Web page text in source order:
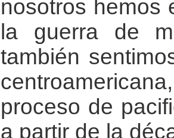
nosotros hemos
la guerra de
también
proceso de
a partir de la